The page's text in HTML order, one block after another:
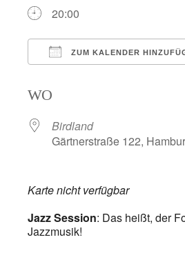
20:00
ZUM KALENDER
WO
Birdland
Gärtnerstraße 122,
Karte nicht verfügbar
Jazz Session: Das heißt, der
Jazzmusik!